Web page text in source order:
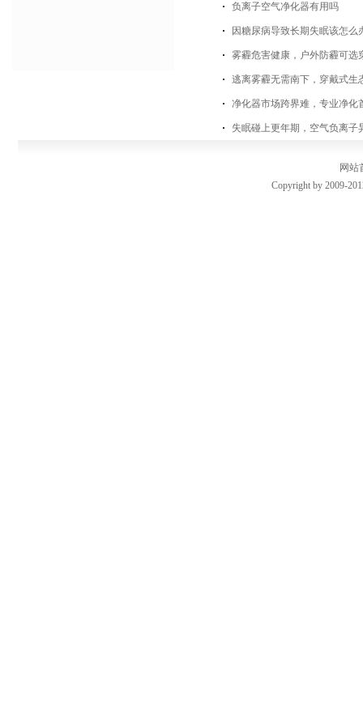
负离子空气净化器有用吗
因糖尿病导致长期失眠该怎么
雾霾危害健康，户外防霾可选
逃离雾霾无需南下，穿戴式生
净化器市场跨界难，专业净化
失眠碰上更年期，空气负离子
网站
Copyright by 2009-